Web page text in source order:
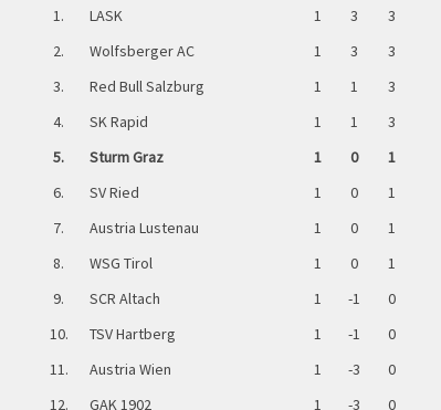
1.
LASK 1 3
3
2.
Wolfsberger AC 1 3
3
3.
Red Bull Salzburg 1 1
3
4.
SK Rapid 1 1
3
5.
Sturm Graz 1 0
1
6.
SV Ried 1 0
1
7.
Austria Lustenau 1 0
1
8.
WSG Tirol 1 0
1
9.
SCR Altach 1 -1
0
10.
TSV Hartberg 1 -1
0
11.
Austria Wien 1 -3
0
12.
GAK 1902 1 -3 0